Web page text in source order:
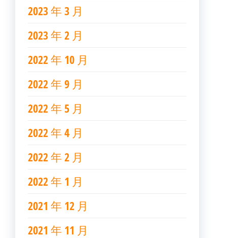
2023 年 3 月
2023 年 2 月
2022 年 10 月
2022 年 9 月
2022 年 5 月
2022 年 4 月
2022 年 2 月
2022 年 1 月
2021 年 12 月
2021 年 11 月